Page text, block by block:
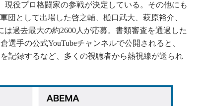
役プロ格闘家の参戦が決定している。その他にも
団として出場した啓之輔、樋口武大、萩原裕介、
過去最大の約2600人が応募。書類審査を通過した
選手の公式YouTubeチャンネルで公開されると、
記録するなど、多くの視聴者から熱視線が送られ